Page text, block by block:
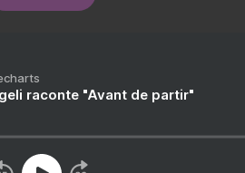
raconte "Avant de partir"